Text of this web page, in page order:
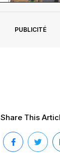
PUBLICITÉ
Share This